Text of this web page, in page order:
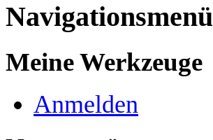
Navigationsmenü
Meine Werkzeuge
Anmelden